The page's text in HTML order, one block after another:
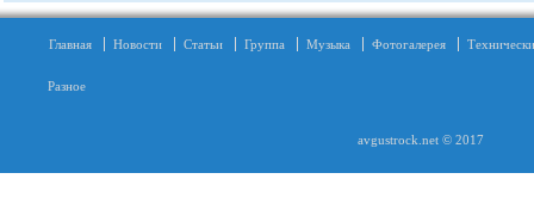
Главная Новости Статьи Группа Музыка Фотогалерея
Разное
avgustrock.net © 2017